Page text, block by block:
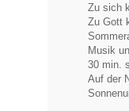
Zu sich
Zu Gott
Musik
30 min.
Auf der